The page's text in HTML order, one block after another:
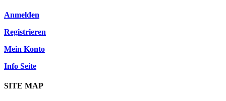
Anmelden
Registrieren
Mein Konto
Info Seite
SITE MAP